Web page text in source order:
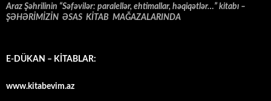
Araz Şəhrilinin “Səfəvilər: paralellər, ehtimallar, həqiqətlər…” kitabı –
ŞƏHƏRİMİZİN ƏSAS KİTAB MAĞAZALARINDA
E-DÜKAN – KİTABLAR:
www.kitabevim.az